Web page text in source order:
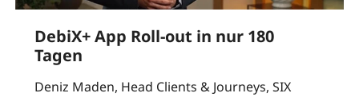
DebiX+ App Roll-out in nur 180
Tagen
Deniz Maden, Head Clients & Journeys, SIX